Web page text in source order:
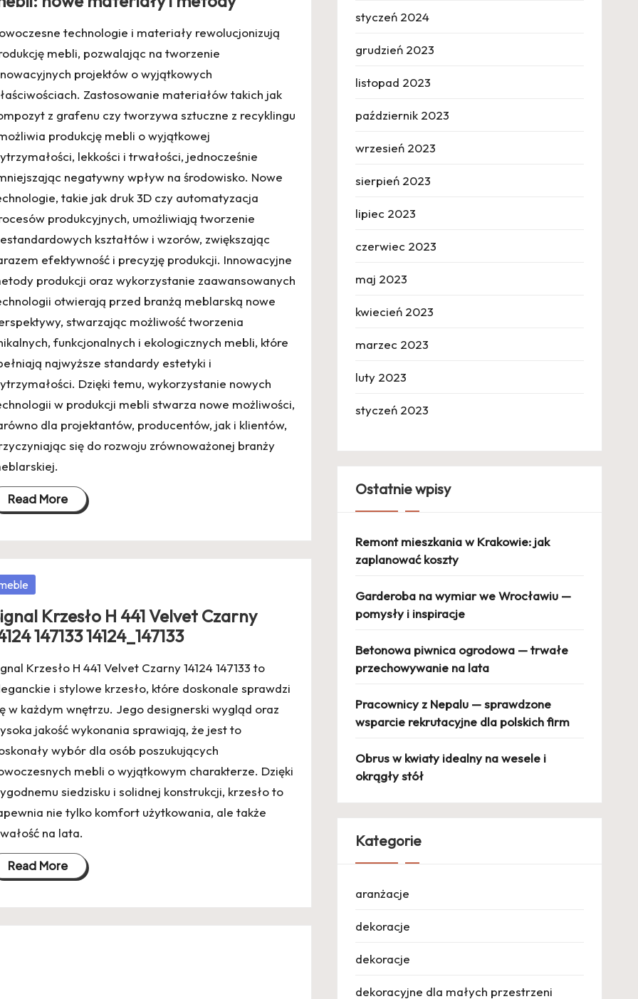
technologie i materiały rewolucjonizują
mebli, pozwalając na tworzenie
projektów o wyjątkowych
Zastosowanie materiałów takich jak
z grafenu czy tworzywa sztuczne z recyklingu
produkcję mebli o wyjątkowej
lekkości i trwałości, jednocześnie
negatywny wpływ na środowisko. Nowe
takie jak druk 3D czy automatyzacja
produkcyjnych, umożliwiają tworzenie
kształtów i wzorów, zwiększając
efektywność i precyzję produkcji. Innowacyjne
produkcji oraz wykorzystanie zaawansowanych
otwierają przed branżą meblarską nowe
stwarzając możliwość tworzenia
funkcjonalnych i ekologicznych mebli, które
najwyższe standardy estetyki i
Dzięki temu, wykorzystanie nowych
w produkcji mebli stwarza nowe możliwości,
dla projektantów, producentów, jak i klientów,
się do rozwoju zrównoważonej branży
Read More
Krzesło H 441 Velvet Czarny
147133 14124_147133
Krzesło H 441 Velvet Czarny 14124 147133 to
i stylowe krzesło, które doskonale sprawdzi
w każdym wnętrzu. Jego designerski wygląd oraz
jakość wykonania sprawiają, że jest to
wybór dla osób poszukujących
mebli o wyjątkowym charakterze. Dzięki
siedzisku i solidnej konstrukcji, krzesło to
nie tylko komfort użytkowania, ale także
na lata.
Read More
styczeń 2024
grudzień 2023
listopad 2023
październik 2023
wrzesień 2023
sierpień 2023
lipiec 2023
czerwiec 2023
maj 2023
kwiecień 2023
marzec 2023
luty 2023
styczeń 2023
Ostatnie wpisy
Remont mieszkania w Krakowie: jak
zaplanować koszty
Garderoba na wymiar we Wrocławiu —
pomysły i inspiracje
Betonowa piwnica ogrodowa — trwałe
przechowywanie na lata
Pracownicy z Nepalu — sprawdzone
wsparcie rekrutacyjne dla polskich firm
Obrus w kwiaty idealny na wesele i
okrągły stół
Kategorie
aranżacje
dekoracje
dekoracje
dekoracyjne dla małych przestrzeni